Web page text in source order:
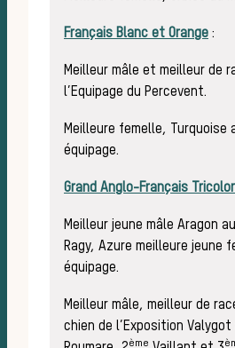
Français Blanc et Orange :
Meilleur mâle et meilleur de
l’Equipage du Percevent.
Meilleure femelle, Turquoise
équipage.
Grand Anglo-Français
Meilleur jeune mâle Aragon
Ragy, Azure meilleure jeune
équipage.
Meilleur mâle, meilleur de
chien de l’Exposition Valygot
ème